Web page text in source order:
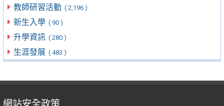
教師研習活動 ( 2,196 )
新生入學 ( 90 )
升學資訊 ( 280 )
生涯發展 ( 483 )
網站安全政策